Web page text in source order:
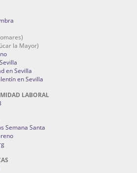
la Mayor)
en Sevilla
en Sevilla
LABORAL
Semana Santa